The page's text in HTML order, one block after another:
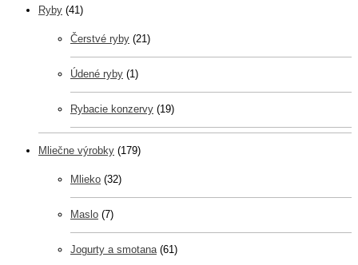
Ryby (41)
Čerstvé ryby (21)
Údené ryby (1)
Rybacie konzervy (19)
Mliečne výrobky (179)
Mlieko (32)
Maslo (7)
Jogurty a smotana (61)